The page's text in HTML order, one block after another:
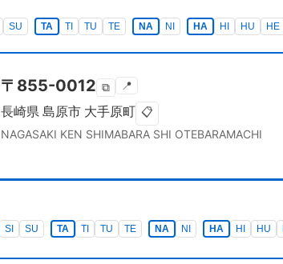
SU TA TI TU TE NA NI HA HI HU HE
〒 855-0012 ⧉ 📍
長崎県 島原市 大手原町 📋
NAGASAKI KEN SHIMABARA SHI OTEBARAMACHI
SI SU TA TI TU TE NA NI HA HI HU